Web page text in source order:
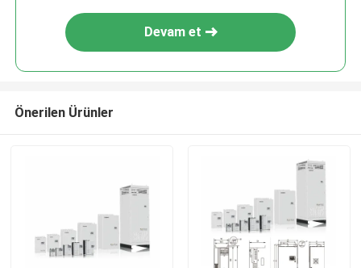
Devam et
Önerilen Ürünler